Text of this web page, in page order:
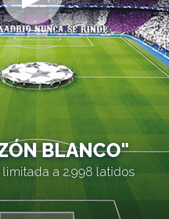
BLANCO"
a 2.998 latidos